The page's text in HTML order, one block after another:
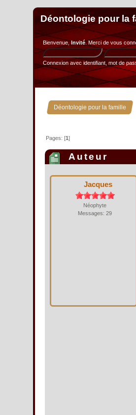
Déontologie pour la
Bienvenue,Invité. Merci devous
Connexion avec identifiant, mot de
Déontologie pour la famille »
Pages: [1]
Auteur
Jacques
Néophyte
Messages: 29